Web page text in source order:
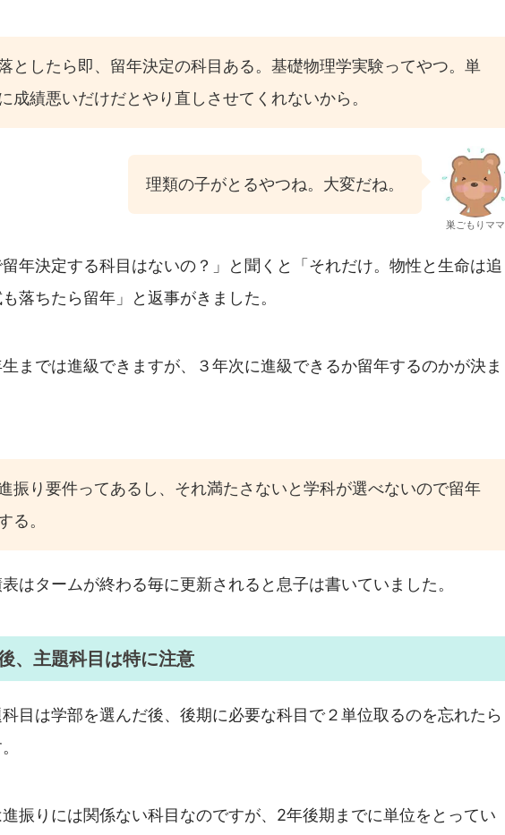
としたら即、留年決定の科目ある。基礎物理学実験ってやつ。単
成績悪いだけだとやり直しさせてくれないから。
理類の子がとるやつね。大変だね。
巣ごもりママ
留年決定する科目はないの？」と聞くと「それだけ。物性と生命は追
落ちたら留年」と返事がきました。
までは進級できますが、３年次に進級できるか留年するのかが決ま
振り要件ってあるし、それ満たさないと学科が選べないので留年
る。
はタームが終わる毎に更新されると息子は書いていました。
、主題科目は特に注意
目は学部を選んだ後、後期に必要な科目で２単位取るのを忘れたら
振りには関係ない科目なのですが、2年後期までに単位をとってい